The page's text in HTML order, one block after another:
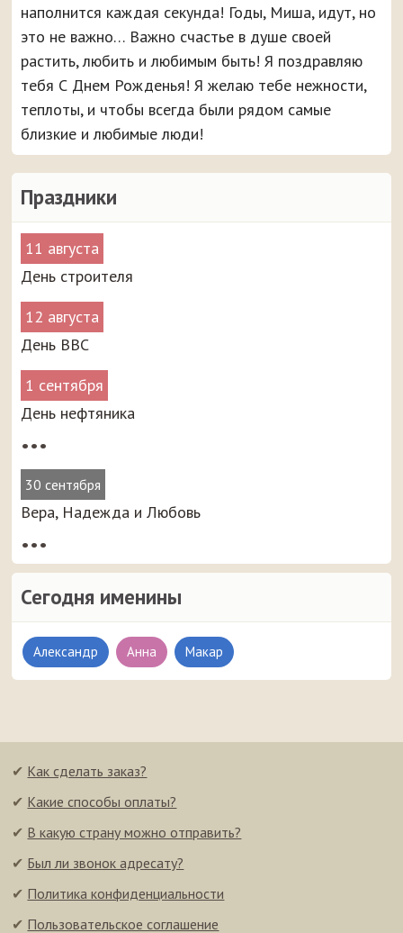
Праздники
11 августа
День строителя
12 августа
День ВВС
1 сентября
День нефтяника
•••
30 сентября
Вера, Надежда и Любовь
•••
Сегодня именины
Александр Анна Макар
наполнится каждая секунда! Годы, Миша, идут, но
это не важно… Важно счастье в душе своей
растить, любить и любимым быть! Я поздравляю
тебя С Днем Рожденья! Я желаю тебе нежности,
теплоты, и чтобы всегда были рядом самые
близкие и любимые люди!
✔ Как сделать заказ?
✔ Какие способы оплаты?
✔ В какую страну можно отправить?
✔ Был ли звонок адресату?
✔ Политика конфиденциальности
✔ Пользовательское соглашение